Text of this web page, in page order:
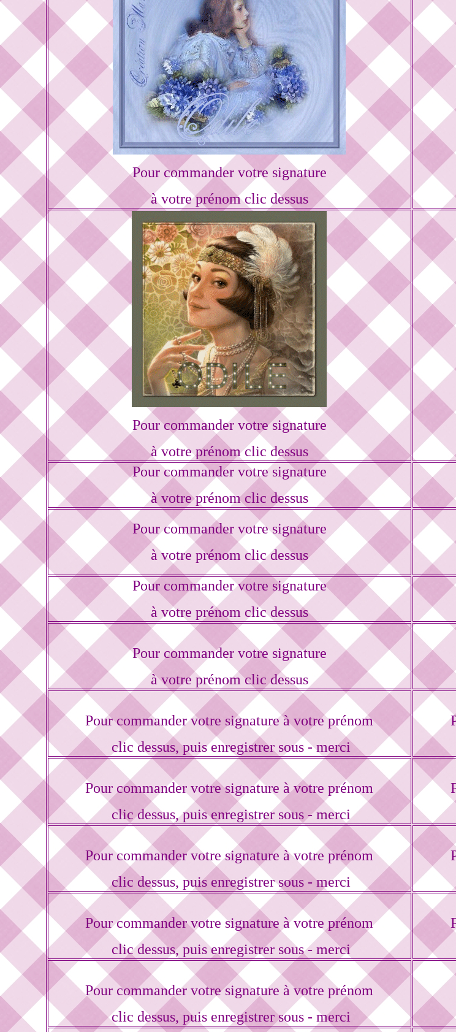
Pour commander votre signature
à votre prénom clic dessus
Pour commander votre signature
à votre prénom clic dessus
Pour commander votre signature
à votre prénom clic dessus
Pour commander votre signature
à votre prénom clic dessus
Pour commander votre signature
à votre prénom clic dessus
Pour commander votre signature
à votre prénom clic dessus
Pour commander votre signature à votre prénom
clic dessus, puis enregistrer sous - merci
Pour commander votre signature à votre prénom
clic dessus, puis enregistrer sous - merci
Pour commander votre signature à votre prénom
clic dessus, puis enregistrer sous - merci
Pour commander votre signature à votre prénom
clic dessus, puis enregistrer sous - merci
Pour commander votre signature à votre prénom
clic dessus, puis enregistrer sous - merci